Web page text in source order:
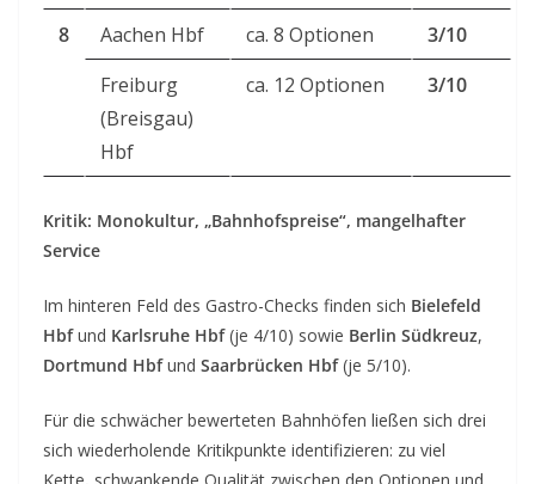
8 Aachen Hbf ca. 8 Optionen
3/10
Freiburg
(Breisgau)
Hbf
ca. 12 Optionen 3/10
Kritik: Monokultur, „Bahnhofspreise“, mangelhafter
Service
Im hinteren Feld des Gastro-Checks finden sich Bielefeld
Hbfund Karlsruhe Hbf(je 4/10) sowie Berlin Südkreuz,
Dortmund Hbfund Saarbrücken Hbf(je 5/10).
Für die schwächer bewerteten Bahnhöfen ließen sich drei
sich wiederholende Kritikpunkte identifizieren: zu viel